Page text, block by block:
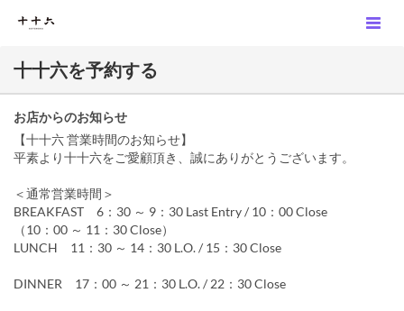
十十六を予約する
お店からのお知らせ
【十十六 営業時間のお知らせ】
平素より十十六をご愛顧頂き、誠にありがとうございます。
＜通常営業時間＞
BREAKFAST 6：30 ～ 9：30 Last Entry / 10：00 Close
（10：00 ～ 11：30 Close）
LUNCH 11：30 ～ 14：30 L.O. / 15：30 Close
DINNER 17：00 ～ 21：30 L.O. / 22：30 Close